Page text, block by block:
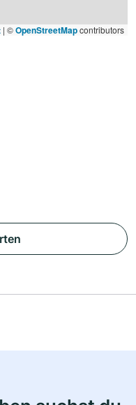
| ©OpenStreetMapcontributors